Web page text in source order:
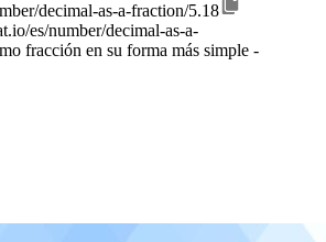
decimal-as-a-fraction/5.18
es/number/decimal-as-a-
fracción en su forma más simple -